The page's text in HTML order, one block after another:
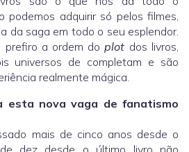
podemos adquirir só pelos filmes,
da saga em todo o seu esplendor.
prefiro a ordem do plot dos livros,
universos de completam e são
realmente mágica.
esta nova vaga de fanatismo
mais de cinco anos desde o
dez desde o último livro não